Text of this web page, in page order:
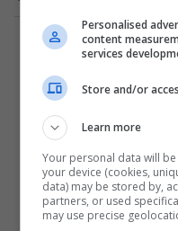
Personalised
content
services
Store and/or
Learn more
Your personal data will
your device (cookies,
data) may be stored by,
partners, or used
may use precise